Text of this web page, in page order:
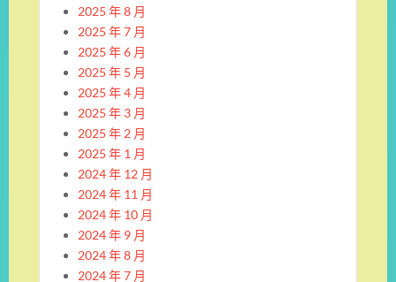
2025 年 8 月
2025 年 7 月
2025 年 6 月
2025 年 5 月
2025 年 4 月
2025 年 3 月
2025 年 2 月
2025 年 1 月
2024 年 12 月
2024 年 11 月
2024 年 10 月
2024 年 9 月
2024 年 8 月
2024 年 7 月